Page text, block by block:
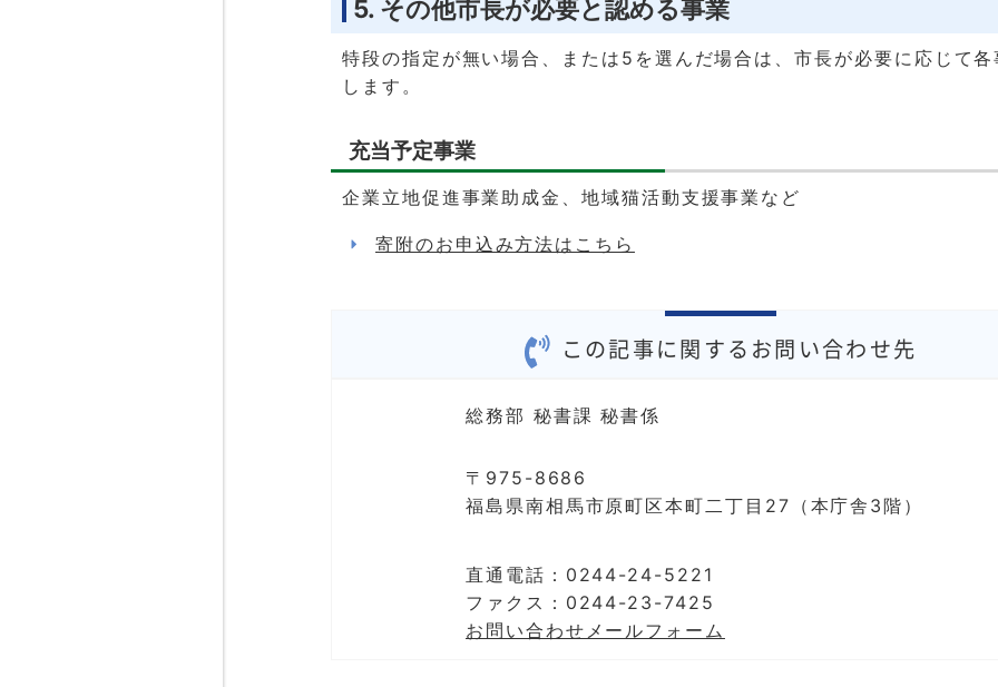
5. その他市長が必要と認める事業
特段の指定が無い場合、または5を選んだ場合は、市長が必要に応じて各
します。
充当予定事業
企業立地促進事業助成金、地域猫活動支援事業など
寄附のお申込み方法はこちら
この記事に関するお問い合わせ先
総務部 秘書課 秘書係
〒975-8686
福島県南相馬市原町区本町二丁目27（本庁舎3階）
直通電話：0244-24-5221
ファクス：0244-23-7425
お問い合わせメールフォーム